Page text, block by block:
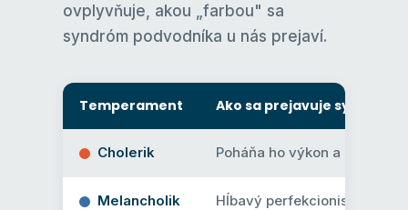
ovplyvňuje, akou „farbou" sa
syndróm podvodníka u nás prejaví.
Temperament Ako sa prejavuje syndróm
Cholerik Poháňa ho výkon a
Melancholik Hĺbavý perfekcionista, ktorý